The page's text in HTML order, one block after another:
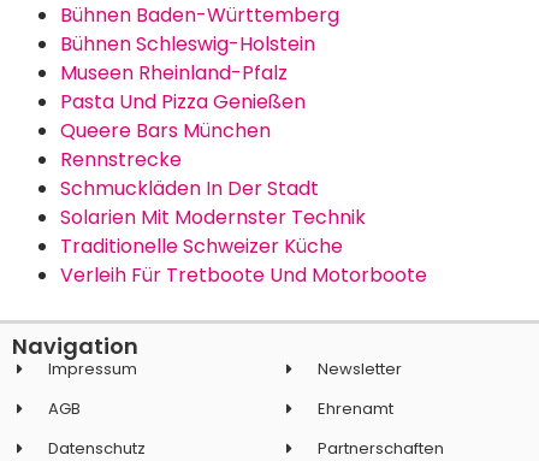
Bühnen Baden-Württemberg
Bühnen Schleswig-Holstein
Museen Rheinland-Pfalz
Pasta Und Pizza Genießen
Queere Bars München
Rennstrecke
Schmuckläden In Der Stadt
Solarien Mit Modernster Technik
Traditionelle Schweizer Küche
Verleih Für Tretboote Und Motorboote
Navigation
Impressum
AGB
Datenschutz
Newsletter
Ehrenamt
Partnerschaften